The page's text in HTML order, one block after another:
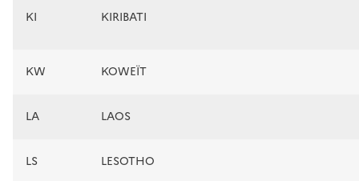
KI KIRIBATI
KW KOWEÏT
LA LAOS
LS LESOTHO